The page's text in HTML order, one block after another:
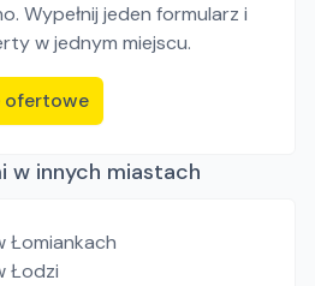
Wypełnij jeden formularz i
w jednym miejscu.
ofertowe
w innych miastach
Łomiankach
Łodzi